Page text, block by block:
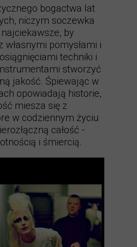
bogactwa lat
niczym soczewka
by
własnymi pomysłami i
techniki i
stworzyć
jakość. Śpiewając w
opowiadają historie,
miesza się z
w codziennym życiu
całość -
i śmiercią.